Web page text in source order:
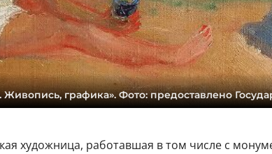
графика». Фото: предоставлено
художница, работавшая в том числе с